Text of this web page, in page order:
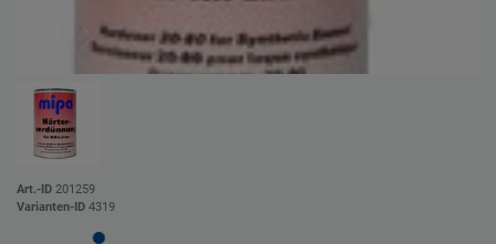
Art.-ID 201259
Varianten-ID 4319